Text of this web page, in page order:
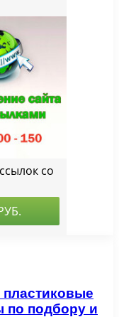
по подбору и